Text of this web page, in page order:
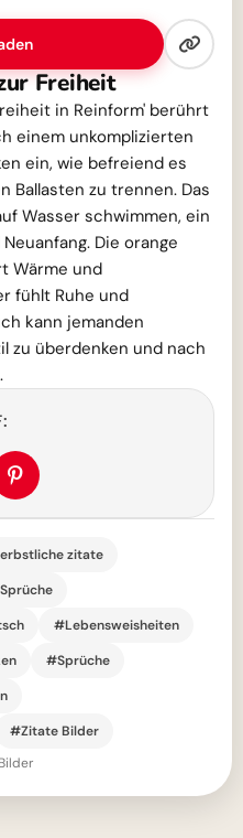
Freiheit
in Reinform' berührt
einem unkomplizierten
ein, wie befreiend es
Ballasten zu trennen. Das
Wasser schwimmen, ein
Die orange
Wärme und
fühlt Ruhe und
kann jemanden
zu überdenken und nach
zitate
#Lebensweisheiten
#Sprüche
#Zitate Bilder